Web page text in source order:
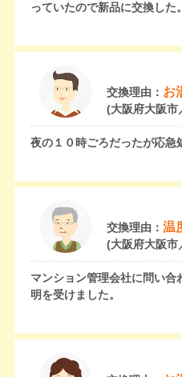
っていたので新品に交換した。
交換理由： お
(大阪府大阪市
夜の１０時ごろだったが応急
交換理由： 温
(大阪府大阪市
マンション管理会社に問い
明を受けました。